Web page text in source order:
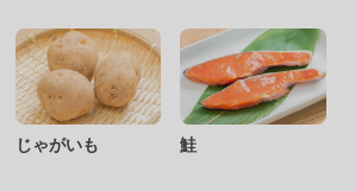
じゃがいも 鮭